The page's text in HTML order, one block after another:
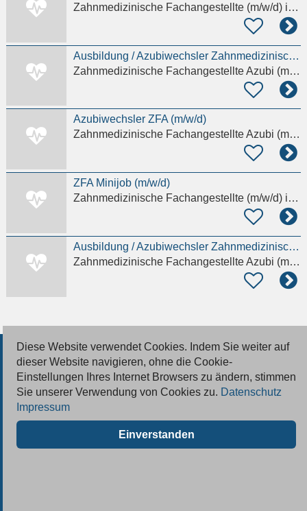
Zahnmedizinische Fachangestellte (m/w/d)in Mainz
Ausbildung / Azubiwechsler Zahnmedizinische Fachangestellte / ZFA (m/w/d)
Zahnmedizinische Fachangestellte Azubi (m/w/d)
Azubiwechsler ZFA (m/w/d)
Zahnmedizinische Fachangestellte Azubi (m/w/d)
ZFA Minijob (m/w/d)
Zahnmedizinische Fachangestellte (m/w/d)in Bochum
Ausbildung / Azubiwechsler Zahnmedizinische Fachangestellte / ZFA (m/w/d)
Zahnmedizinische Fachangestellte Azubi (m/w/d)
© 2026 Deutsche Jobmarkt GmbH
Inserieren
Kontakt
Diese Website verwendet Cookies. Indem Sie weiter auf
dieser Website navigieren, ohne die Cookie-
Einstellungen Ihres Internet Browsers zu ändern, stimmen
Sie unserer Verwendung von Cookies zu. Datenschutz
Impressum
Einverstanden